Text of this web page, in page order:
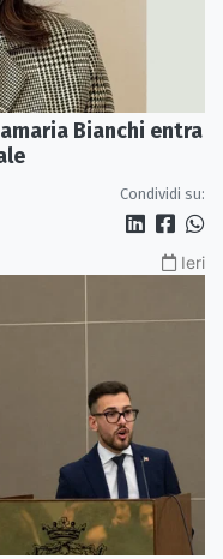
Bianchi entra
Condividi su:
Ieri